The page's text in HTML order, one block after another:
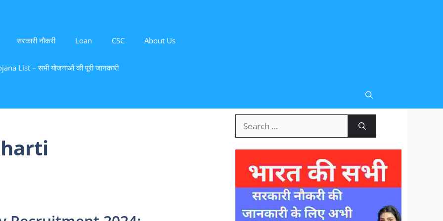
सरकारी नौकरी Loan CSC About Us
List – सभी योजनाओं की पूरी जानकारी
for: